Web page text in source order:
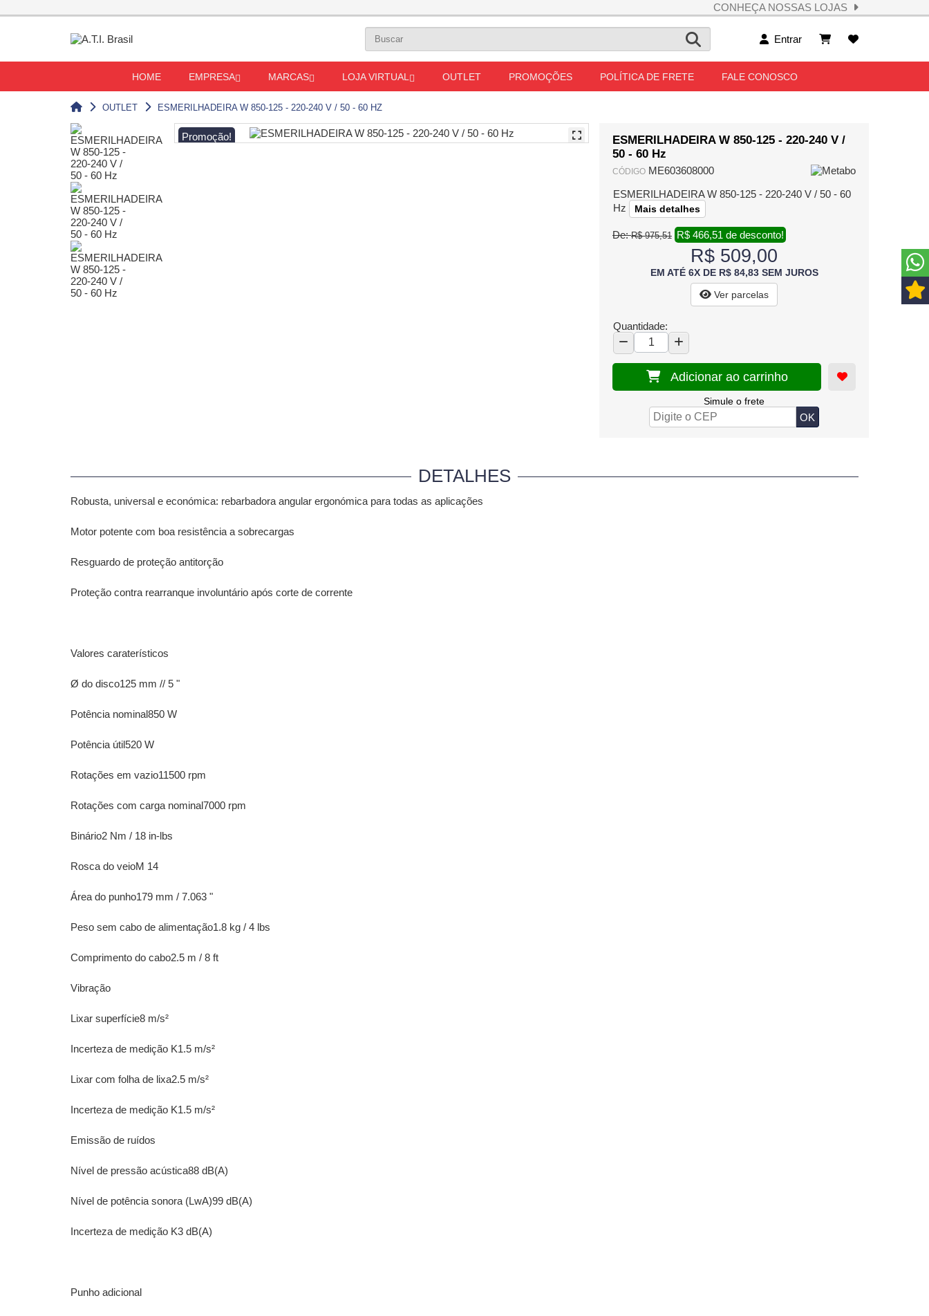
CONHEÇA NOSSAS LOJAS
Entrar
HOME EMPRESA MARCAS LOJA VIRTUAL OUTLET PROMOÇÕES POLÍTICA DE FRETE FALE CONOSCO
OUTLET ESMERILHADEIRA W 850-125 - 220-240 V / 50 - 60 HZ
Promoção!
ESMERILHADEIRA W 850-125 - 220-240 V /
50 - 60 Hz
CÓDIGO ME603608000
ESMERILHADEIRA W 850-125 - 220-240 V / 50 - 60
Hz
Mais detalhes
De:R$ 975,51 R$ 466,51 de desconto!
R$ 509,00
EM ATÉ 6X DE R$ 84,83 SEM JUROS
Ver parcelas
Quantidade:
Adicionar ao carrinho
Simule o frete
DETALHES
Robusta, universal e económica: rebarbadora angular ergonómica para todas as aplicações
Motor potente com boa resistência a sobrecargas
Resguardo de proteção antitorção
Proteção contra rearranque involuntário após corte de corrente
Valores caraterísticos
Ø do disco125 mm // 5 "
Potência nominal850 W
Potência útil520 W
Rotações em vazio11500 rpm
Rotações com carga nominal7000 rpm
Binário2 Nm / 18 in-lbs
Rosca do veioM 14
Área do punho179 mm / 7.063 "
Peso sem cabo de alimentação1.8 kg / 4 lbs
Comprimento do cabo2.5 m / 8 ft
Vibração
Lixar superfície8 m/s²
Incerteza de medição K1.5 m/s²
Lixar com folha de lixa2.5 m/s²
Incerteza de medição K1.5 m/s²
Emissão de ruídos
Nível de pressão acústica88 dB(A)
Nível de potência sonora (LwA)99 dB(A)
Incerteza de medição K3 dB(A)
Punho adicional